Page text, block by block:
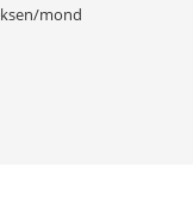
mond